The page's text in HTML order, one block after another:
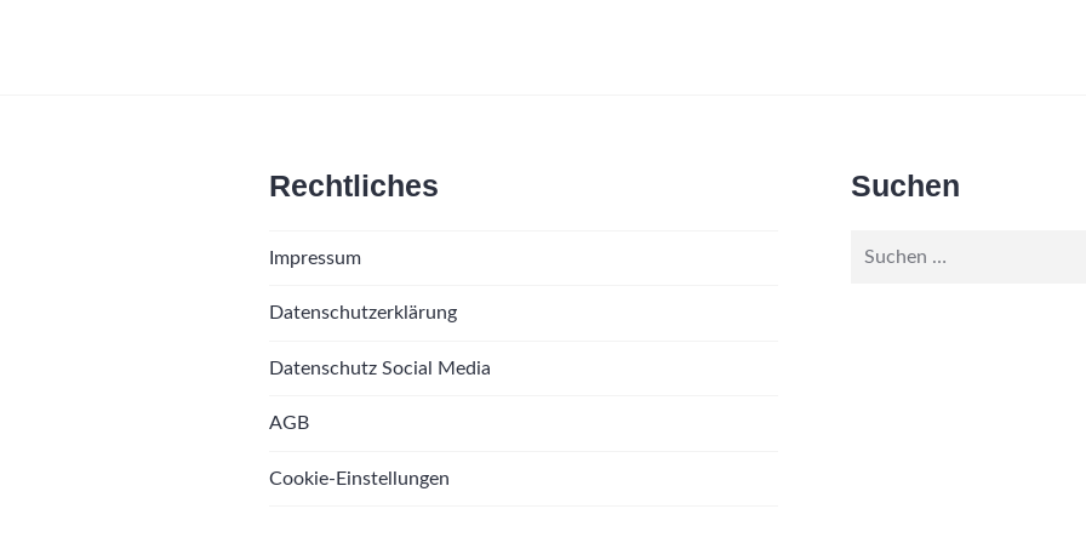
Rechtliches
Impressum
Datenschutzerklärung
Datenschutz Social Media
AGB
Cookie-Einstellungen
Suchen
nach: